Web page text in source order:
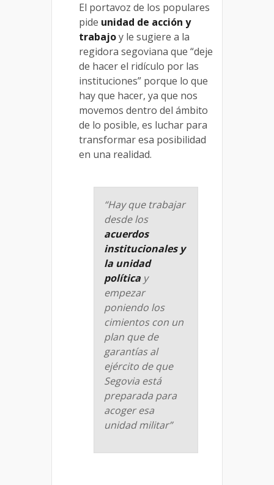
El portavoz de los populares
pide unidad de acción y
trabajoy le sugiere a la
regidora segoviana que “deje
de hacer el ridículo por las
instituciones” porque lo que
hay que hacer, ya que nos
movemos dentro del ámbito
de lo posible, es luchar para
transformar esa posibilidad
en una realidad.
“Hay que trabajar
desde los
acuerdos
institucionales y
la unidad
política y
empezar
poniendo los
cimientos con un
plan que de
garantías al
ejército de que
Segovia está
preparada para
acoger esa
unidad militar”